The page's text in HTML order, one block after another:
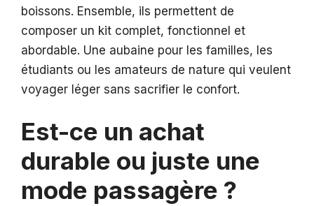
boissons. Ensemble, ils permettent de
composer un kit complet, fonctionnel et
abordable. Une aubaine pour les familles, les
étudiants ou les amateurs de nature qui veulent
voyager léger sans sacrifier le confort.
Est-ce un achat
durable ou juste une
mode passagère ?